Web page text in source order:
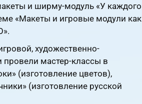
и ширму-модуль «У каждого
«Макеты и игровые модули как
художественно-
провели мастер-классы в
(изготовление цветов),
(изготовление русской